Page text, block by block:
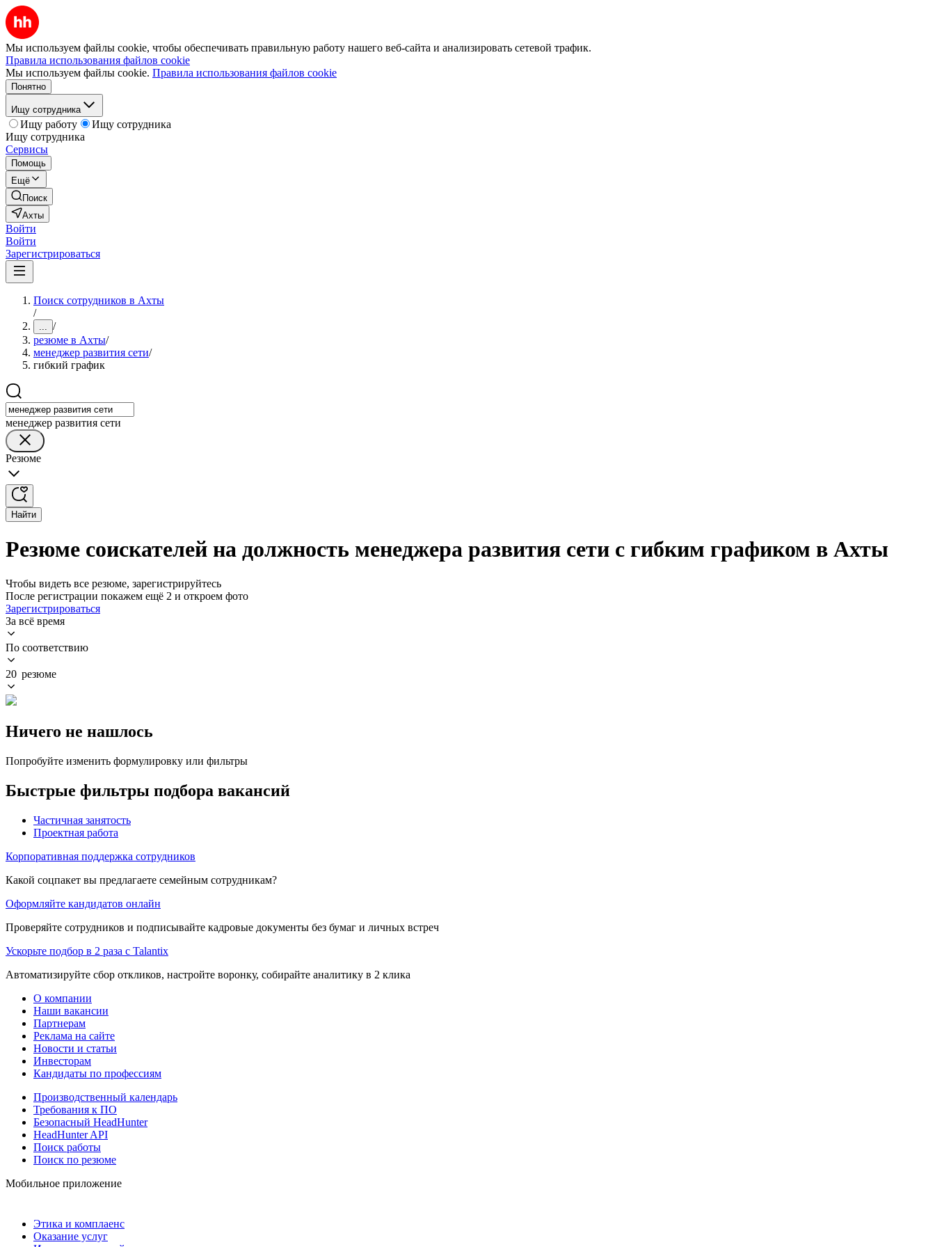
Мы используем файлы cookie, чтобы обеспечивать правильную работу нашего веб-сайта и анализировать сетевой трафик.
Правила использования файлов cookie
Мы используем файлы cookie. Правила использования файлов cookie
Понятно
Ищу сотрудника
Ищу работу
Ищу сотрудника
Ищу сотрудника
Сервисы
Помощь
Ещё
Поиск
Ахты
Войти
Войти
Зарегистрироваться
Поиск сотрудников в Ахты
/
... /
резюме в Ахты/
менеджер развития сети/
гибкий график
менеджер развития сети
Резюме
Найти
Резюме соискателей на должность менеджера развития сети с гибким графиком в Ахты
Чтобы видеть все резюме, зарегистрируйтесь
После регистрации покажем ещё 2 и откроем фото
Зарегистрироваться
За всё время
По соответствию
20 резюме
Ничего не нашлось
Попробуйте изменить формулировку или фильтры
Быстрые фильтры подбора вакансий
Частичная занятость
Проектная работа
Корпоративная поддержка сотрудников
Какой соцпакет вы предлагаете семейным сотрудникам?
Оформляйте кандидатов онлайн
Проверяйте сотрудников и подписывайте кадровые документы без бумаг и личных встреч
Ускорьте подбор в 2 раза с Talantix
Автоматизируйте сбор откликов, настройте воронку, собирайте аналитику в 2 клика
О компании
Наши вакансии
Партнерам
Реклама на сайте
Новости и статьи
Инвесторам
Кандидаты по профессиям
Производственный календарь
Требования к ПО
Безопасный HeadHunter
HeadHunter API
Поиск работы
Поиск по резюме
Мобильное приложение
Этика и комплаенс
Оказание услуг